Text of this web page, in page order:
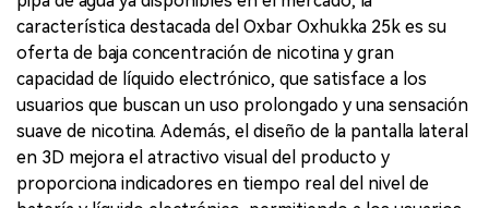
característica destacada del Oxbar Oxhukka 25k es su
oferta de baja concentración de nicotina y gran
capacidad de líquido electrónico, que satisface a los
usuarios que buscan un uso prolongado y una sensación
suave de nicotina. Además, el diseño de la pantalla lateral
en 3D mejora el atractivo visual del producto y
proporciona indicadores en tiempo real del nivel de